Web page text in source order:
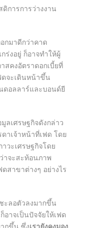
การการว่างงาน
กมาดีกว่าคาด
ร่งอยู่ ก็อาจทำให้ผู้
สคงอัตราดอกเบี้ยที่
ดจะเดินหน้าขึ้น
ดอลลาร์และบอนด์ยี
ลเศรษฐกิจดังกล่าว
าเจ้าหน้าที่เฟด โดย
วะเศรษฐกิจโดย
ว่าจะสะท้อนภาพ
สาขาต่างๆ อย่างไร
ะลอตัวลงมากขึ้น
อาจเป็นปัจจัยให้เฟด